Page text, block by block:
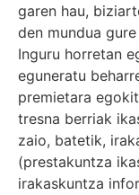
garen hau,
den mundua
Inguru horretan
eguneratu
premietara
tresna berriak
zaio, batetik,
(prestakuntza
irakaskuntza